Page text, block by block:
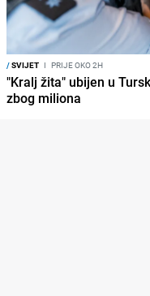
/SVIJET I PRIJE OKO 2H
"Kralj žita" ubijen u
zbog miliona